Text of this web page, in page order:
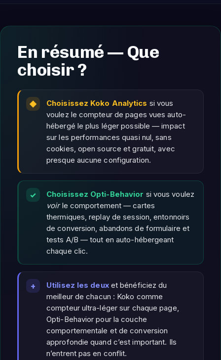
En résumé — Que
choisir ?
Choisissez Koko Analytics si vous
voulez le compteur de pages vues auto-
hébergé le plus léger possible — impact
sur les performances quasi nul, sans
cookies, open source et gratuit, avec
presque aucune configuration.
Choisissez Opti-Behavior si vous voulez
voirle comportement — cartes
thermiques, replay de session, entonnoirs
de conversion, abandons de formulaire et
tests A/B — tout en auto-hébergeant
chaque clic.
Utilisez les deuxet bénéficiez du
meilleur de chacun : Koko comme
compteur ultra-léger sur chaque page,
Opti-Behavior pour la couche
comportementale et de conversion
approfondie quand c’est important. Ils
n’entrent pas en conflit.